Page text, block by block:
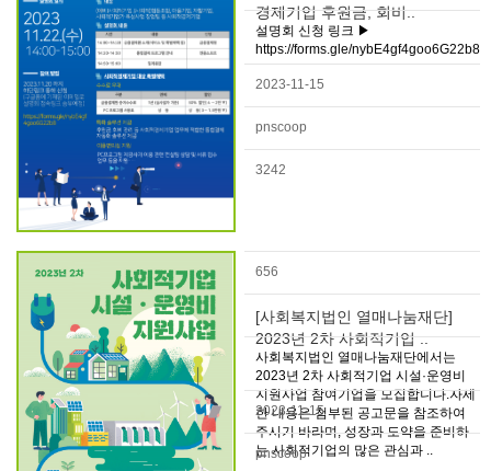
경제기업 후원금, 회비..
설명회 신청 링크 ▶
https://forms.gle/nybE4gf4goo6G22b8
2023-11-15
pnscoop
3242
656
[사회복지법인 열매나눔재단]
2023년 2차 사회적기업 ..
사회복지법인 열매나눔재단에서는
2023년 2차 사회적기업 시설·운영비
지원사업 참여기업을 모집합니다.자세
한 내용은 첨부된 공고문을 참조하여
주시기 바라며, 성장과 도약을 준비하
는 사회적기업의 많은 관심과 ..
2023-11-15
pnscoop